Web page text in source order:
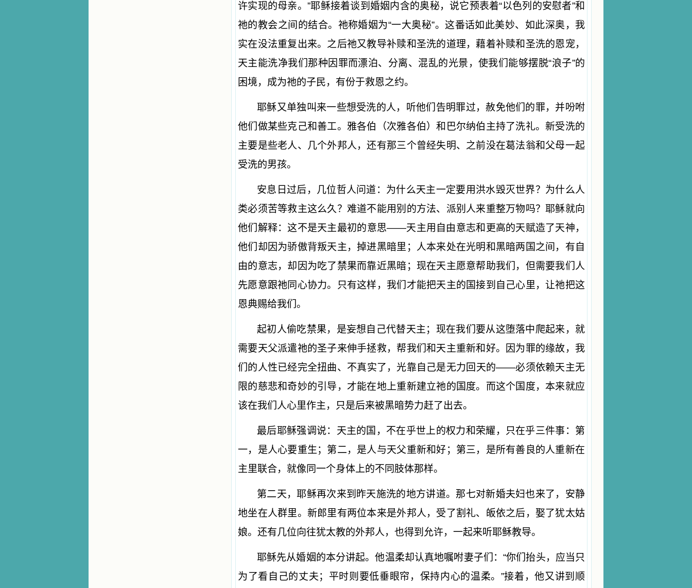
许实现的母亲。”耶稣接着谈到婚姻内含的奥秘，说它预表着“以色列的安慰者”和
祂的教会之间的结合。祂称婚姻为“一大奥秘”。这番话如此美妙、如此深奥，我
实在没法重复出来。之后祂又教导补赎和圣洗的道理，藉着补赎和圣洗的恩宠，
天主能洗净我们那种因罪而漂泊、分离、混乱的光景，使我们能够摆脱“浪子”的
困境，成为祂的子民，有份于救恩之约。
耶稣又单独叫来一些想受洗的人，听他们告明罪过，赦免他们的罪，并吩咐
他们做某些克己和善工。雅各伯（次雅各伯）和巴尔纳伯主持了洗礼。新受洗的
主要是些老人、几个外邦人，还有那三个曾经失明、之前没在葛法翁和父母一起
受洗的男孩。
安息日过后，几位哲人问道：为什么天主一定要用洪水毁灭世界？为什么人
类必须苦等救主这么久？难道不能用别的方法、派别人来重整万物吗？耶稣就向
他们解释：这不是天主最初的意思——天主用自由意志和更高的天赋造了天神，
他们却因为骄傲背叛天主，掉进黑暗里；人本来处在光明和黑暗两国之间，有自
由的意志，却因为吃了禁果而靠近黑暗；现在天主愿意帮助我们，但需要我们人
先愿意跟祂同心协力。只有这样，我们才能把天主的国接到自己心里，让祂把这
恩典赐给我们。
起初人偷吃禁果，是妄想自己代替天主；现在我们要从这堕落中爬起来，就
需要天父派遣祂的圣子来伸手拯救，帮我们和天主重新和好。因为罪的缘故，我
们的人性已经完全扭曲、不真实了，光靠自己是无力回天的——必须依赖天主无
限的慈悲和奇妙的引导，才能在地上重新建立祂的国度。而这个国度，本来就应
该在我们人心里作主，只是后来被黑暗势力赶了出去。
最后耶稣强调说：天主的国，不在乎世上的权力和荣耀，只在乎三件事：第
一，是人心要重生；第二，是人与天父重新和好；第三，是所有善良的人重新在
主里联合，就像同一个身体上的不同肢体那样。
第二天，耶稣再次来到昨天施洗的地方讲道。那七对新婚夫妇也来了，安静
地坐在人群里。新郎里有两位本来是外邦人，受了割礼、皈依之后，娶了犹太姑
娘。还有几位向往犹太教的外邦人，也得到允许，一起来听耶稣教导。
耶稣先从婚姻的本分讲起。他温柔却认真地嘱咐妻子们：“你们抬头，应当只
为了看自己的丈夫；平时则要低垂眼帘，保持内心的温柔。”接着，他又讲到顺